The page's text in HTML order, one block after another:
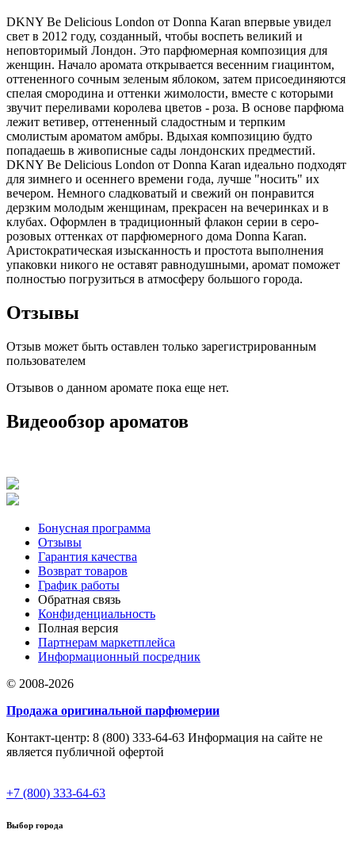
DKNY Be Delicious London от Donna Karan впервые увидел
свет в 2012 году, созданный, чтобы воспеть великий и
неповторимый Лондон. Это парфюмерная композиция для
женщин. Начало аромата открывается весенним гиацинтом,
оттененного сочным зеленым яблоком, затем присоединяются
спелая смородина и оттенки жимолости, вместе с которыми
звучит переливами королева цветов - роза. В основе парфюма
лежит ветивер, оттененный сладостным и терпким
смолистым ароматом амбры. Вдыхая композицию будто
попадаешь в живописные сады лондонских предместий.
DKNY Be Delicious London от Donna Karan идеально подходят
для зимнего и осеннего времени года, лучше "носить" их
вечером. Немного сладковатый и свежий он понравится
дерзким молодым женщинам, прекрасен на вечеринках и в
клубах. Оформлен в традиционный флакон серии в серо-
розовых оттенках от парфюмерного дома Donna Karan.
Аристократическая изысканность и простота выполнения
упаковки никого не оставят равнодушными, аромат поможет
полностью погрузиться в атмосферу большого города.
Отзывы
Отзыв может быть оставлен только зарегистрированным
пользователем
Отзывов о данном аромате пока еще нет.
Видеообзор ароматов
Бонусная программа
Отзывы
Гарантия качества
Возврат товаров
График работы
Обратная связь
Конфиденциальность
Полная версия
Партнерам маркетплейса
Информационный посредник
© 2008-2026
Продажа оригинальной парфюмерии
Контакт-центр: 8 (800) 333-64-63 Информация на сайте не
является публичной офертой
+7 (800) 333-64-63
Выбор города